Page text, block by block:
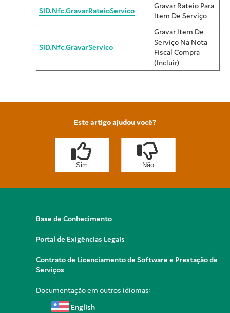
SID.Nfc.GravarRateioServico
Gravar Rateio Para
Item De Serviço
SID.Nfc.GravarServico
Gravar Item De
Serviço Na Nota
Fiscal Compra
(Incluir)
Este artigo ajudou você?
Sim Não
Base de Conhecimento
Portal de Exigências Legais
Contrato de Licenciamento de Software e Prestação de
Serviços
Documentação em outros idiomas:
English